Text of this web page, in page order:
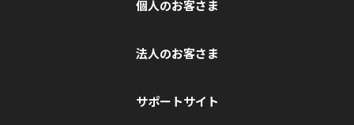
個人のお客さま
法人のお客さま
サポートサイト